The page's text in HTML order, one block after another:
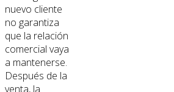
nuevo cliente
no garantiza
que la relación
comercial vaya
a mantenerse.
Después de la
venta, la